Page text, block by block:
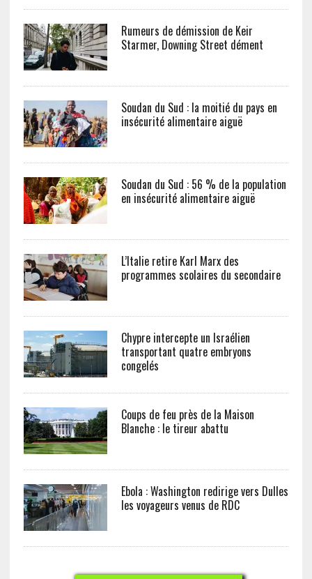
Rumeurs de démission de Keir
Starmer, Downing Street dément
Soudan du Sud : la moitié du pays en
insécurité alimentaire aiguë
Soudan du Sud : 56 % de la population
en insécurité alimentaire aiguë
L’Italie retire Karl Marx des
programmes scolaires du secondaire
Chypre intercepte un Israélien
transportant quatre embryons
congelés
Coups de feu près de la Maison
Blanche : le tireur abattu
Ebola : Washington redirige vers Dulles
les voyageurs venus de RDC